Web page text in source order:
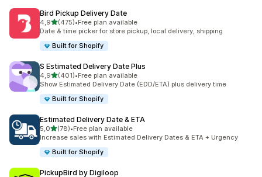
Bird Pickup Delivery Date
4,95 yıldız üzerinden
(475)
toplam 475 değerlendirme
•Free plan available
Date & time picker for store pickup, local delivery, shipping
Built for Shopify
S Estimated Delivery Date Plus
4,95 yıldız üzerinden
(401)
toplam 401 değerlendirme
•Free plan available
Show Estimated Delivery Date (EDD/ETA) plus delivery time
Built for Shopify
Estimated Delivery Date & ETA
5,05 yıldız üzerinden
(78)
toplam 78 değerlendirme
•Free plan available
Increase sales with Estimated Delivery Dates & ETA + Urgency
Built for Shopify
PickupBird by Digiloop